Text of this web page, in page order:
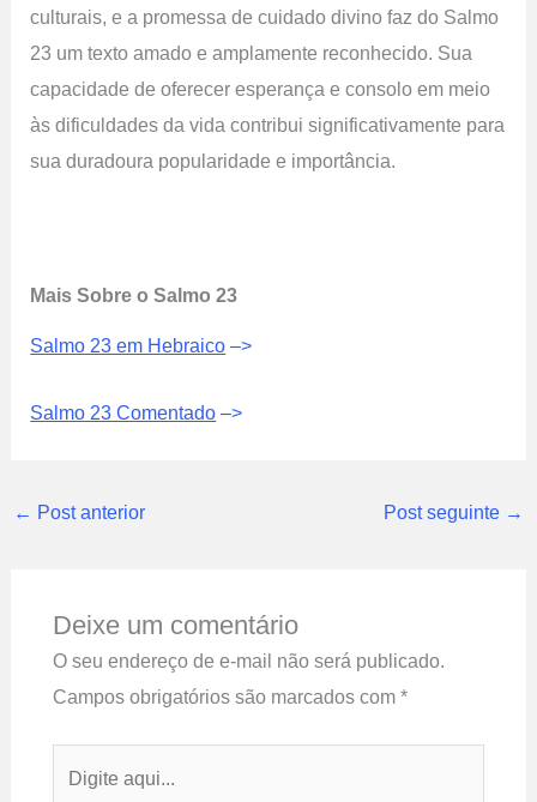
culturais, e a promessa de cuidado divino faz do Salmo
23 um texto amado e amplamente reconhecido. Sua
capacidade de oferecer esperança e consolo em meio
às dificuldades da vida contribui significativamente para
sua duradoura popularidade e importância.
Mais Sobre o Salmo 23
Salmo 23 em Hebraico –>
Salmo 23 Comentado –>
← Post anterior Post seguinte →
Deixe um comentário
O seu endereço de e-mail não será publicado.
Campos obrigatórios são marcados com *